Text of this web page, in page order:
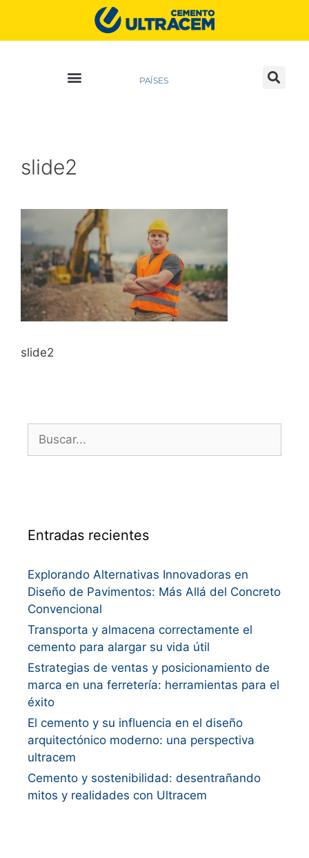
PAÍSES
slide2
slide2
Entradas recientes
Explorando Alternativas Innovadoras en
Diseño de Pavimentos: Más Allá del Concreto
Convencional
Transporta y almacena correctamente el
cemento para alargar su vida útil
Estrategias de ventas y posicionamiento de
marca en una ferretería: herramientas para el
éxito
El cemento y su influencia en el diseño
arquitectónico moderno: una perspectiva
ultracem
Cemento y sostenibilidad: desentrañando
mitos y realidades con Ultracem